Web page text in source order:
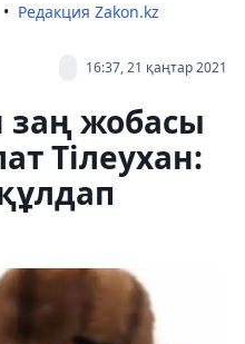
Редакция Zakon.kz
16:37, 21 қаңтар 2021
заң жобасы
Тілеухан: